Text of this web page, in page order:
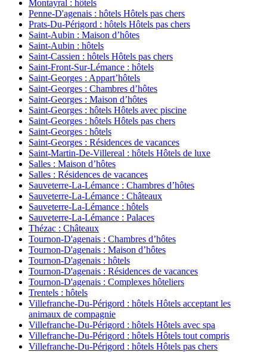
Montayral : hôtels
Penne-D'agenais : hôtels Hôtels pas chers
Prats-Du-Périgord : hôtels Hôtels pas chers
Saint-Aubin : Maison d’hôtes
Saint-Aubin : hôtels
Saint-Cassien : hôtels Hôtels pas chers
Saint-Front-Sur-Lémance : hôtels
Saint-Georges : Appart’hôtels
Saint-Georges : Chambres d’hôtes
Saint-Georges : Maison d’hôtes
Saint-Georges : hôtels Hôtels avec piscine
Saint-Georges : hôtels Hôtels pas chers
Saint-Georges : hôtels
Saint-Georges : Résidences de vacances
Saint-Martin-De-Villereal : hôtels Hôtels de luxe
Salles : Maison d’hôtes
Salles : Résidences de vacances
Sauveterre-La-Lémance : Chambres d’hôtes
Sauveterre-La-Lémance : Châteaux
Sauveterre-La-Lémance : hôtels
Sauveterre-La-Lémance : Palaces
Thézac : Châteaux
Tournon-D'agenais : Chambres d’hôtes
Tournon-D'agenais : Maison d’hôtes
Tournon-D'agenais : hôtels
Tournon-D'agenais : Résidences de vacances
Tournon-D'agenais : Complexes hôteliers
Trentels : hôtels
Villefranche-Du-Périgord : hôtels Hôtels acceptant les
animaux de compagnie
Villefranche-Du-Périgord : hôtels Hôtels avec spa
Villefranche-Du-Périgord : hôtels Hôtels tout compris
Villefranche-Du-Périgord : hôtels Hôtels pas chers